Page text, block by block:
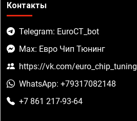
Контакты
Telegram: EuroCT_bot
Max: Евро Чип Тюнинг
https://vk.com/euro_chip_tuning
WhatsApp: +79317082148
+7 861 217-93-64